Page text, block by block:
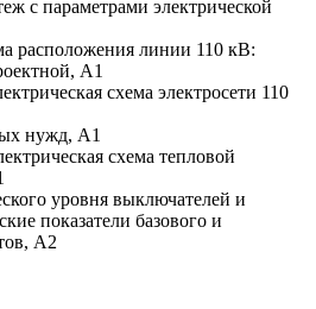
с параметрами электрической
расположения линии 110 кВ:
А1
схема электросети 110
нужд, А1
схема тепловой
уровня выключателей и
показатели базового и
А2